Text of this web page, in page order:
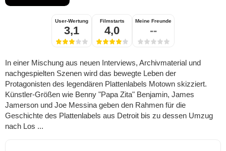
User-Wertung
3,1
Filmstarts
4,0
Meine Freunde
--
In einer Mischung aus neuen Interviews, Archivmaterial und
nachgespielten Szenen wird das bewegte Leben der
Protagonisten des legendären Plattenlabels Motown skizziert.
Künstler-Größen wie Benny "Papa Zita" Benjamin, James
Jamerson und Joe Messina geben den Rahmen für die
Geschichte des Plattenlabels aus Detroit bis zu dessen Umzug
nach Los ...